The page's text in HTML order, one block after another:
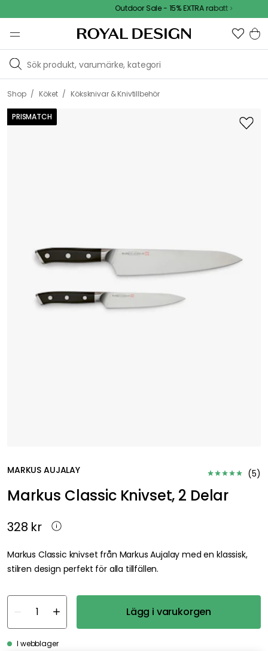
Outdoor Sale - 15% EXTRA rabatt
Shop / Köket / Köksknivar & Knivtillbehör
PRISMATCH
MARKUS AUJALAY (5)
Markus Classic Knivset, 2 Delar
328 kr
Markus Classic knivset från Markus Aujalay med en klassisk,
stilren design perfekt för alla tillfällen.
Lägg i varukorgen
I webblager